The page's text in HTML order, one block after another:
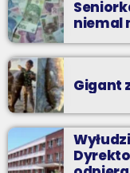
niemal
Gigant